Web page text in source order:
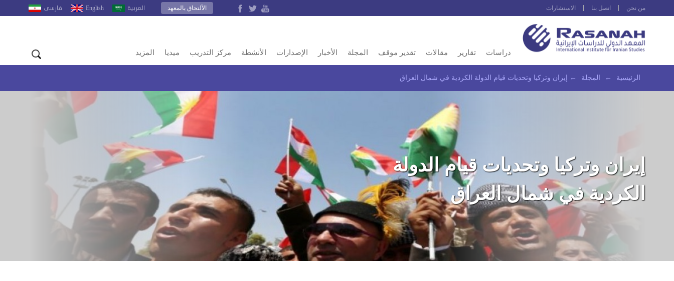
من نحن اتصل بنا الاستشارات العربية English فارسى الألتحاق بالمعهد
دراسات تقارير مقالات تقدير موقف المجلة الأخبار الإصدارات الأنشطة مركز التدريب ميديا المزيد
الرئيسية ← المجلة ← إيران وتركيا وتحديات قيام الدولة الكردية في شمال العراق
إيران وتركيا وتحديات قيام الدولة
الكردية في شمال العراق